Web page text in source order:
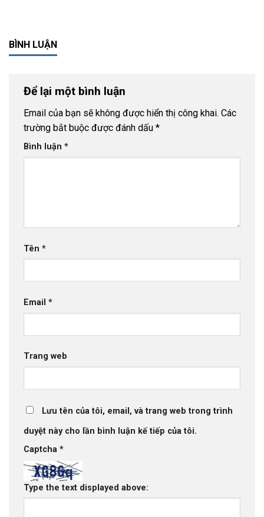
BÌNH LUẬN
Để lại một bình luận
Email của bạn sẽ không được hiển thị công khai. Các
trường bắt buộc được đánh dấu *
Bình luận *
Tên *
Email *
Trang web
Lưu tên của tôi, email, và trang web trong trình
duyệt này cho lần bình luận kế tiếp của tôi.
Captcha *
Type the text displayed above: